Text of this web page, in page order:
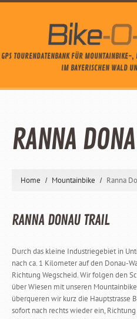
GPS TOURENDATENBANK FÜR
IM BAYERISCHEN WALD
RANNA
Home Mountainbike Ranna
RANNA DONAU TRAIL
Durch das kleine Industriegebiet in
nach ca. 1 Kilometer auf den Donau-
Richtung Wegscheid. Wir folgen den
über Wiesen mit unseren
überqueren wir kurz die Hauptstrasse
sofort nach rechts wieder ein,